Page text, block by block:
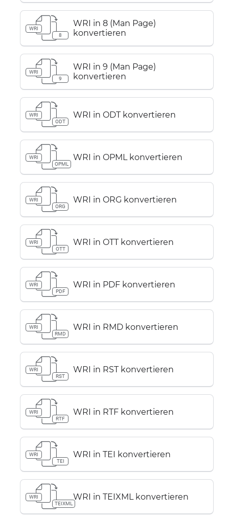
WRI
8
WRI in 8 (Man Page)
konvertieren
WRI
9
WRI in 9 (Man Page)
konvertieren
WRI
ODT
WRI in ODT konvertieren
WRI
OPML
WRI in OPML konvertieren
WRI
ORG
WRI in ORG konvertieren
WRI
OTT
WRI in OTT konvertieren
WRI
PDF
WRI in PDF konvertieren
WRI
RMD
WRI in RMD konvertieren
WRI
RST
WRI in RST konvertieren
WRI
RTF
WRI in RTF konvertieren
WRI
TEI
WRI in TEI konvertieren
WRI
TEIXML
WRI in TEIXML konvertieren